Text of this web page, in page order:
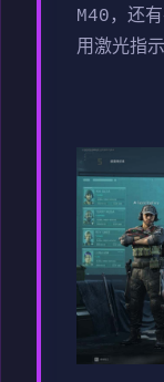
M40，还
用激光指示